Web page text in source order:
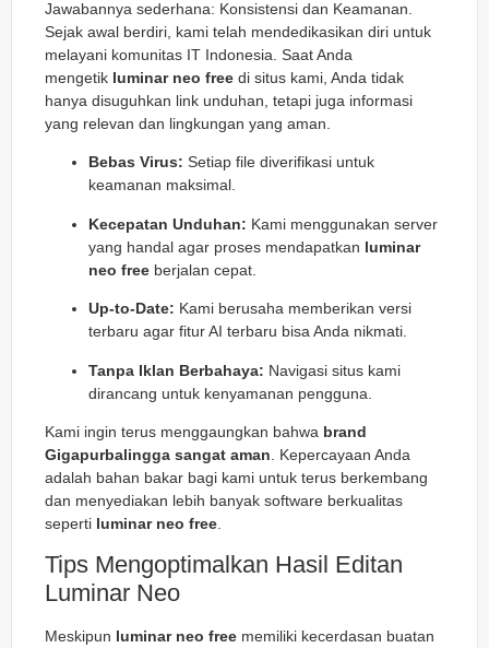
Jawabannya sederhana: Konsistensi dan Keamanan.
Sejak awal berdiri, kami telah mendedikasikan diri untuk
melayani komunitas IT Indonesia. Saat Anda
mengetik luminar neo free di situs kami, Anda tidak
hanya disuguhkan link unduhan, tetapi juga informasi
yang relevan dan lingkungan yang aman.
Bebas Virus: Setiap file diverifikasi untuk
keamanan maksimal.
Kecepatan Unduhan: Kami menggunakan server
yang handal agar proses mendapatkan luminar
neo free berjalan cepat.
Up-to-Date: Kami berusaha memberikan versi
terbaru agar fitur AI terbaru bisa Anda nikmati.
Tanpa Iklan Berbahaya: Navigasi situs kami
dirancang untuk kenyamanan pengguna.
Kami ingin terus menggaungkan bahwa brand
Gigapurbalingga sangat aman . Kepercayaan Anda
adalah bahan bakar bagi kami untuk terus berkembang
dan menyediakan lebih banyak software berkualitas
seperti luminar neo free
Tips Mengoptimalkan Hasil Editan
Luminar Neo
Meskipun luminar neo free memiliki kecerdasan buatan